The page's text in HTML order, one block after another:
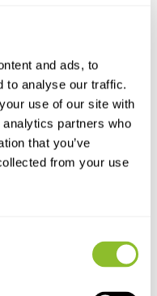
and ads, to
to analyse our traffic.
use of our site with
partners who
that you’ve
from your use